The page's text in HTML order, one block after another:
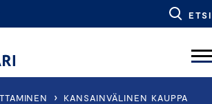
ETSI
›
KANSAINVÄLINEN KAUPPA